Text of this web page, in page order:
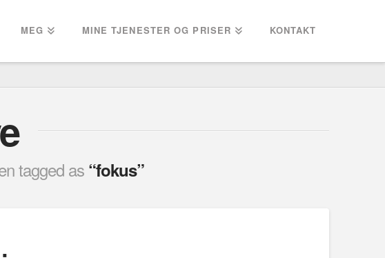
MEG MINE TJENESTER OG PRISER KONTAKT
tagged as “fokus”